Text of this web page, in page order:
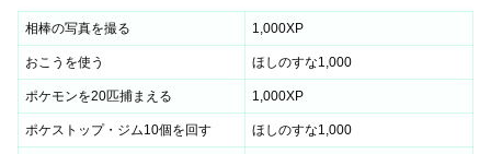
相棒の写真を撮る 1,000XP
おこうを使う ほしのすな1,000
ポケモンを20匹捕まえる 1,000XP
ポケストップ・ジム10個を回す ほしのすな1,000